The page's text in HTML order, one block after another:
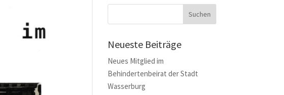
Neueste Beiträge
Neues Mitglied im
Behindertenbeirat der Stadt
Wasserburg